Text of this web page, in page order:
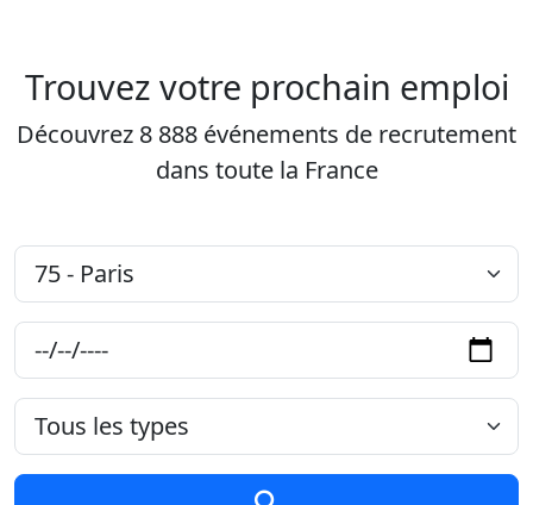
Trouvez votre prochain emploi
Découvrez 8 888 événements de recrutement
dans toute la France